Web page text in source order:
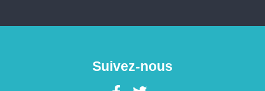
Suivez-nous